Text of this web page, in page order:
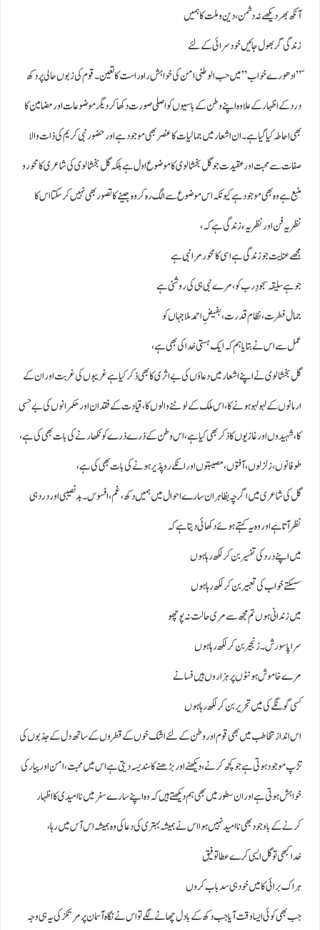
آنکھ بھر دیکھے نہ دشمن، دین و ملت کا ہمیں
زندگی گربھول جائیں خود سرائی کے لئے
ّ” ادھورے خواب ” میں حب الوطنی امن کی خواہش راہ راست کا تعین ۔ قوم کی زبوں حالی پردکھ
درد کے اظہار کے علاوہ اپنے وطن کے باسیوں کو اصلی صورت دکھا کردیگر موضوعات اور مضامین کا
بھی احاطہ کیا گیا ہے۔ ان اشعار میں جمالیات کا عنصر بھی موجود ہے اور حضور نبی کریم کی ذات والا
صفات سے محبت اورعقیدت جو گل بخشالوی کا موضوع اول ہے بلکہ گل بخشالوی کی شاعری کا محور و
منبع ہے وہ بھی موجود ہے کیونکہ اس موضوع سے الگ رہ کر وہ جینے کا تصور بھی نہیں کر سکتا اس کا
نظریہ فن اور نظریہء زندگی ہے کہ ،
مجھے عنایت جو زندگی ہے اسی کا محور مرا نبی ہے
جو ہے سلیقہ سجودِ رب کو، مرے نبی ہی کی روشنی ہے
جمال فطرت، نظام قدرت، بفیضِ احمد ملا جہاں کو
عمل سے اس نے بتایا ہم کہ ایک ہستی خدا کی بھی ہے ،
گل بخشالوی نے اپنے اشعار میں دعاؤں کی بےاثری کا بھی ذکر کیا ہےغریبوں کی غربت اوران کے
ارمانوں کے لہولہو ہونے کا، اس ملک کے لوٹنے والوں کا ، قیادت کے فقدان اور حکمرانوں کی بے حسی
کا، شہیدوں اور غازیوں کا ذکربھی کیا ہے، اس وطن کے ذرےذرے کو نکھارنے کی بات بھی کی ہے،
طوفانوں، زلزلوں، آفتوں، مصیبتوں اور انکے روپذیر ہونے کی بات بھی کی ہے ،
گل کی شاعری میں اگرچہ بظاہران سارے احوال میں ہمیں دکھ، غم، افسوس۔ بد نصیبی اور درد ہی
نظر آتا ہے اور وہ یہ کہتے ہوئے دکھائی دیتا ہے کہ
میں اپنے درد کی تفسیر بن کر لکھ رہا ہوں
سسکتے خواب کی تعبیر بن کر لکھ رہا ہوں
میں زندانی ہوں تم مجھ سے مری حالت نہ پوچھو
سراپا سورش۔ زنجیر بن کر لکھ رہا ہوں
مرے خاموش ہونٹوں پر ہزاروں ہیں فسانے
کسی گونگے کی میں تحریر بن کر لکھ رہا ہوں
اس انداز تخاطب میں بھی قوم اور وطن کے لئے اشک خوں کے قطروں کے ساتھ دل کے جذبوں کی
تڑپ موجود ہوتی ہےجو کچھ کرنے، دیکھنے اور بڑھنے کا سندیسہ دیتی ہے اس میں محبت، امن اور پیار کی
خواہش ہوتی ہے اور ان سطور میں بھی ہم دیکھتے ہیں کہ وہ اپنے سارے سفر میں ناامیدی کا اظہار
کرنے کے باوجود بھی نا امید نہیں ہوا اس نے ہمیشہ بہتری کی دعا کی وہ ہمیشہ اس آس میں رہا،
خدا کبھی تو گل ایسی کرے عطا توفیق
ہر اک برائی کا میں خود ہی سدباب کروں
جب بھی کوئی ایسا وقت آیا جب دکھ کے بادل چھانے لگے تو اس نے نگاہ آسمان پر مرتکز کی یہ ہی وجہ